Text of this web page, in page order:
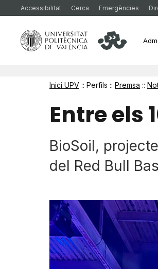
Accessibilitat Cerca Emergències
Inici UPV :: Perfils :: Premsa ::
Entre els
BioSoil,
del Red Bull